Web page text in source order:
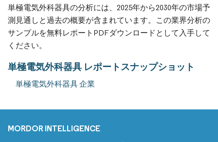
単極電気外科器具の分析には、2025年から2030年の市場予
測見通しと過去の概要が含まれています。この業界分析の
サンプルを無料レポートPDFダウンロードとして入手して
ください。
単極電気外科器具 レポートスナップショット
単極電気外科器具 企業
MORDOR INTELLIGENCE